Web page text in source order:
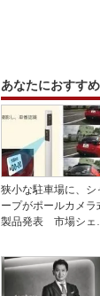
あなたにおすすめ
狭小な駐車場に、シ
ープがポールカメラ
製品発表 市場シェ